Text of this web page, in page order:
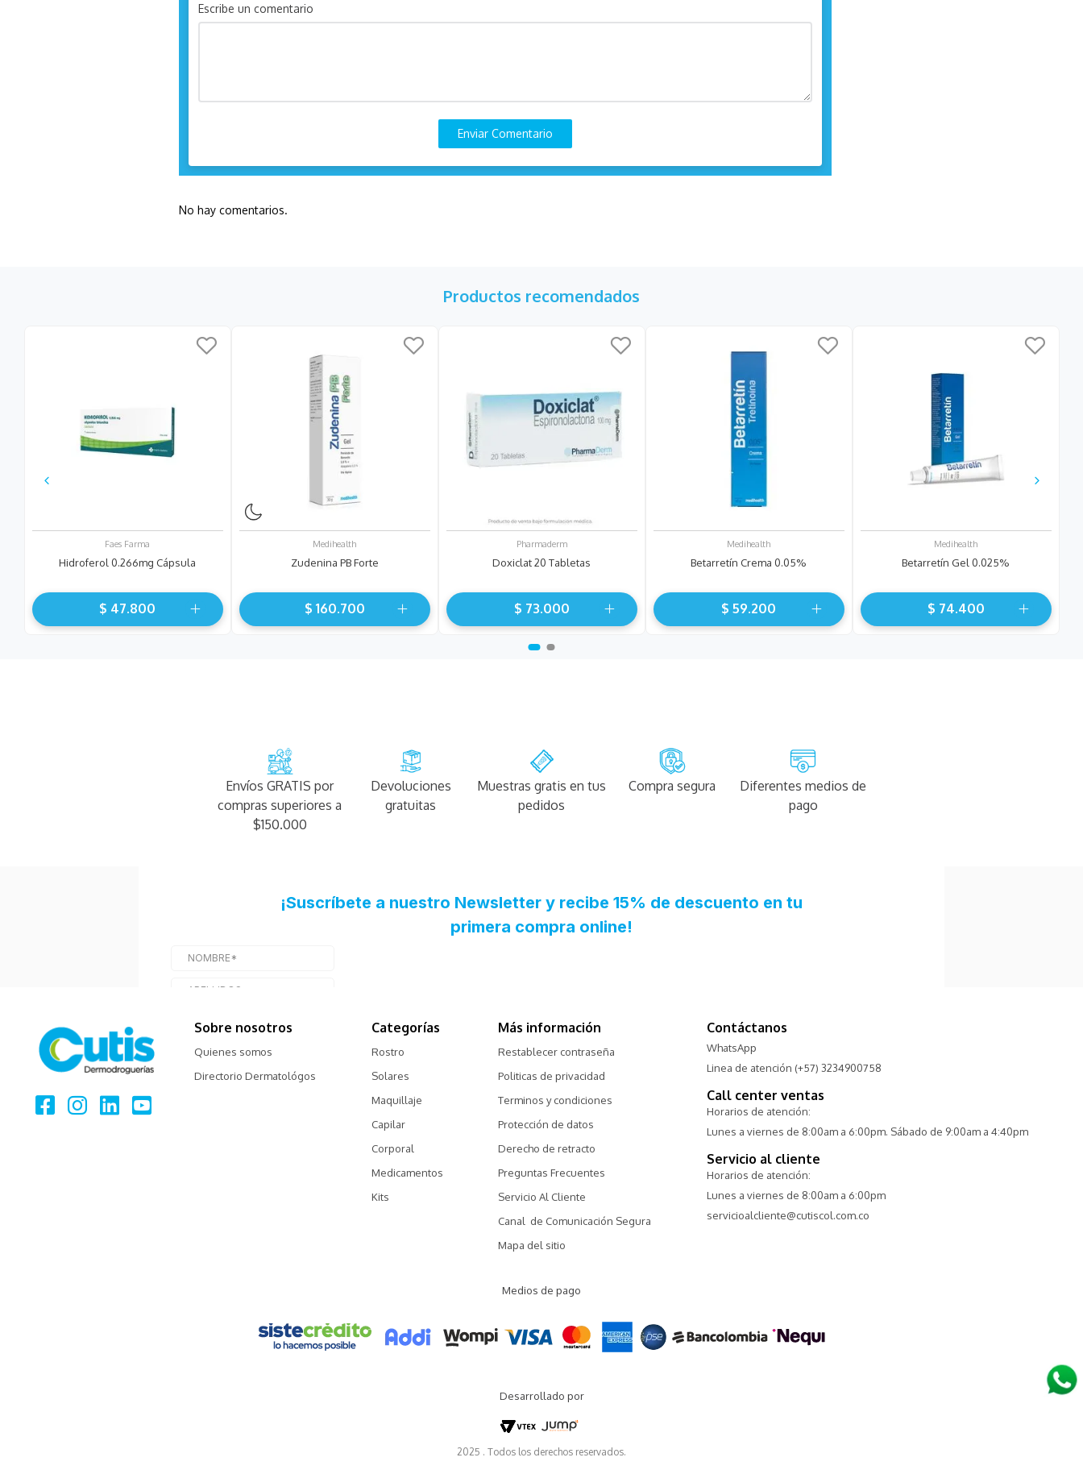
Escribe un comentario
Enviar Comentario
No hay comentarios.
Productos recomendados
Faes Farma
Hidroferol 0.266mg Cápsula
$ 47.800
Medihealth
Zudenina PB Forte
$ 160.700
Pharmaderm
Doxiclat 20 Tabletas
$ 73.000
Medihealth
Betarretín Crema 0.05%
$ 59.200
Medihealth
Betarretín Gel 0.025%
$ 74.400
Envíos GRATIS por
compras superiores a
$150.000
Devoluciones
gratuitas
Muestras gratis en tus
pedidos
Compra segura
Diferentes medios de
pago
Sobre nosotros
Quienes somos
Directorio Dermatológos
Categorías
Rostro
Solares
Maquillaje
Capilar
Corporal
Medicamentos
Kits
Más información
Restablecer contraseña
Politicas de privacidad
Terminos y condiciones
Protección de datos
Derecho de retracto
Preguntas Frecuentes
Servicio Al Cliente
Canal  de Comunicación Segura
Mapa del sitio
Contáctanos
WhatsApp
Linea de atención (+57) 3234900758
Call center ventas
Horarios de atención:
Lunes a viernes de 8:00am a 6:00pm. Sábado de 9:00am a 4:40pm
Servicio al cliente
Horarios de atención:
Lunes a viernes de 8:00am a 6:00pm
servicioalcliente@cutiscol.com.co
Medios de pago
Desarrollado por
2025 . Todos los derechos reservados.